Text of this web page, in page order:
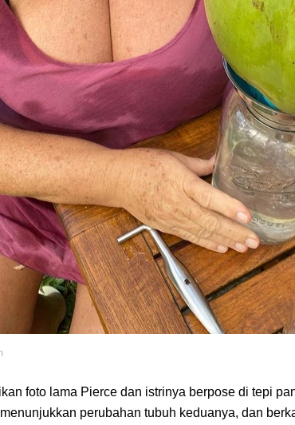
foto lama Pierce dan istrinya berpose di tepi
perubahan tubuh keduanya, dan